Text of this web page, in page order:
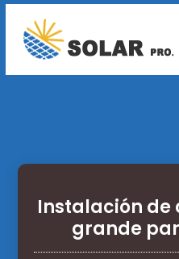
Instalación de
grande